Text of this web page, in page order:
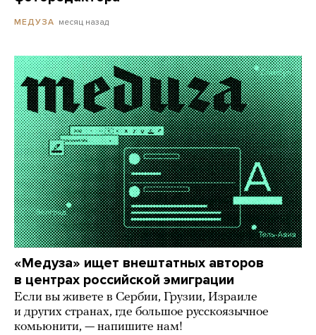
МЕДУЗА месяц назад
«Медуза» ищет внештатных авторов
в центрах российской эмиграции
Если вы живете в Сербии, Грузии, Израиле
и других странах, где большое русскоязычное
комьюнити, — напишите нам!